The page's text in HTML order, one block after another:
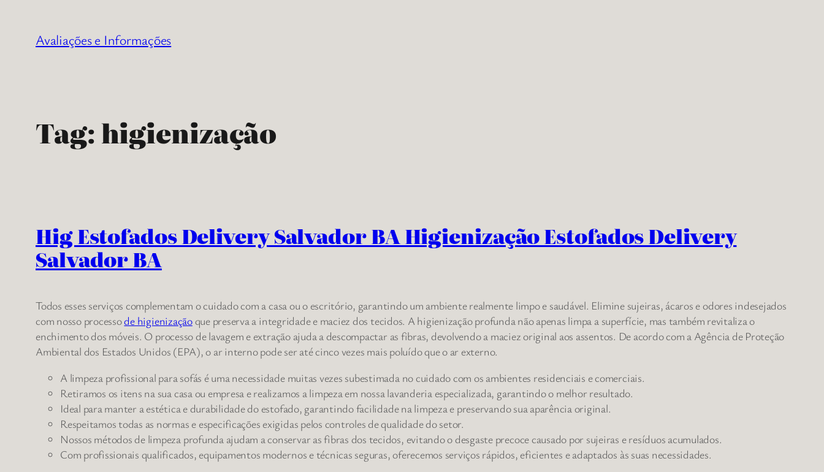
Avaliações e Informações
Tag:higienização
Hig Estofados Delivery Salvador BA Higienização Estofados Delivery
Salvador BA
Todos esses serviços complementam o cuidado com a casa ou o escritório, garantindo um ambiente realmente limpo e saudável. Elimine sujeiras, ácaros e odores indesejados
com nosso processode higienizaçãoque preserva a integridade e maciez dos tecidos. A higienização profunda não apenas limpa a superfície, mas também revitaliza o
enchimento dos móveis. O processo de lavagem e extração ajuda a descompactar as fibras, devolvendo a maciez original aos assentos. De acordo com a Agência de Proteção
Ambiental dos Estados Unidos (EPA), o ar interno pode ser até cinco vezes mais poluído que o ar externo.
A limpeza profissional para sofás é uma necessidade muitas vezes subestimada no cuidado com os ambientes residenciais e comerciais.
Retiramos os itens na sua casa ou empresa e realizamos a limpeza em nossa lavanderia especializada, garantindo o melhor resultado.
Ideal para manter a estética e durabilidade do estofado, garantindo facilidade na limpeza e preservando sua aparência original.
Respeitamos todas as normas e especificações exigidas pelos controles de qualidade do setor.
Nossos métodos de limpeza profunda ajudam a conservar as fibras dos tecidos, evitando o desgaste precoce causado por sujeiras e resíduos acumulados.
Com profissionais qualificados, equipamentos modernos e técnicas seguras, oferecemos serviços rápidos, eficientes e adaptados às suas necessidades.